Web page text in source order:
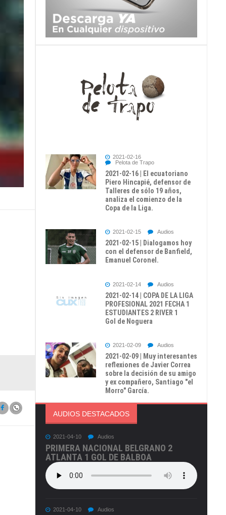
2021-02-16
Pelota de Trapo
2021-02-16 | El ecuatoriano
Piero Hincapié, defensor de
Talleres de sólo 19 años,
analiza el comienzo de la
Copa de la Liga.
2021-02-15 Audios
2021-02-15 | Dialogamos hoy
con el defensor de Banfield,
Emanuel Coronel.
2021-02-14 Audios
2021-02-14 | COPA DE LA LIGA
PROFESIONAL 2021 FECHA 1
ESTUDIANTES 2 RIVER 1
Gol de Noguera
2021-02-09 Audios
2021-02-09 | Muy interesantes
reflexiones de Javier Correa
sobre la decisión de su amigo
y ex compañero, Santiago "el
Morro" García.
AUDIOS DESTACADOS
2021-04-10 Audios
PRIMERA NACIONAL BELGRANO 2
ATLANTA 1 GOL DE BALBOA
2021-04-10 Audios